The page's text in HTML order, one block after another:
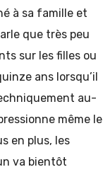
à sa famille et
que très peu
sur les filles ou
ans lorsqu’il
au-
même le
en plus, les
va bientôt